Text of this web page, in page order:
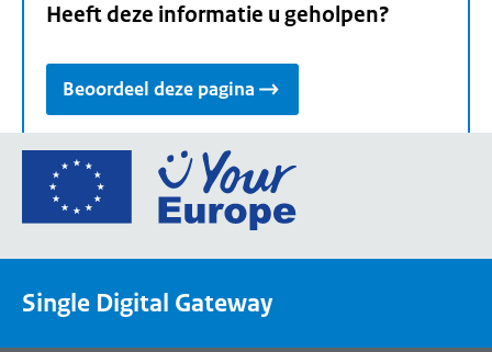
Heeft deze informatie u geholpen?
Beoordeel deze pagina
Ga
de
Single Digital Gateway